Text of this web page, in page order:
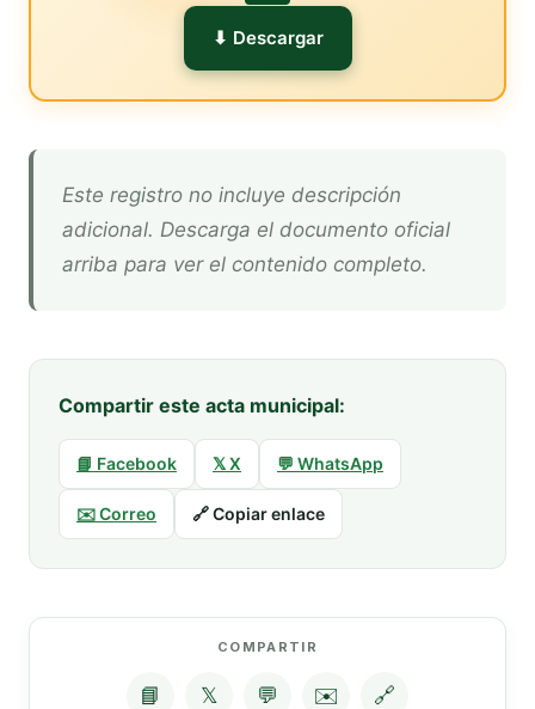
⬇ Descargar
Este registro no incluye descripción
adicional. Descarga el documento oficial
arriba para ver el contenido completo.
Compartir este acta municipal:
📘 Facebook 𝕏 X 💬 WhatsApp
✉️ Correo 🔗 Copiar enlace
COMPARTIR
📘 𝕏 💬 ✉️ 🔗